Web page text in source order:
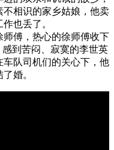
不相识的家乡姑娘，他卖
也丢了。
傅，热心的徐师傅收下
到苦闷、寂寞的李世英
队司机们的关心下，他
婚。